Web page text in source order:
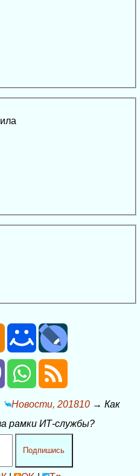
Новости, 201810→ Как
рамки ИТ-службы?
Подпишись